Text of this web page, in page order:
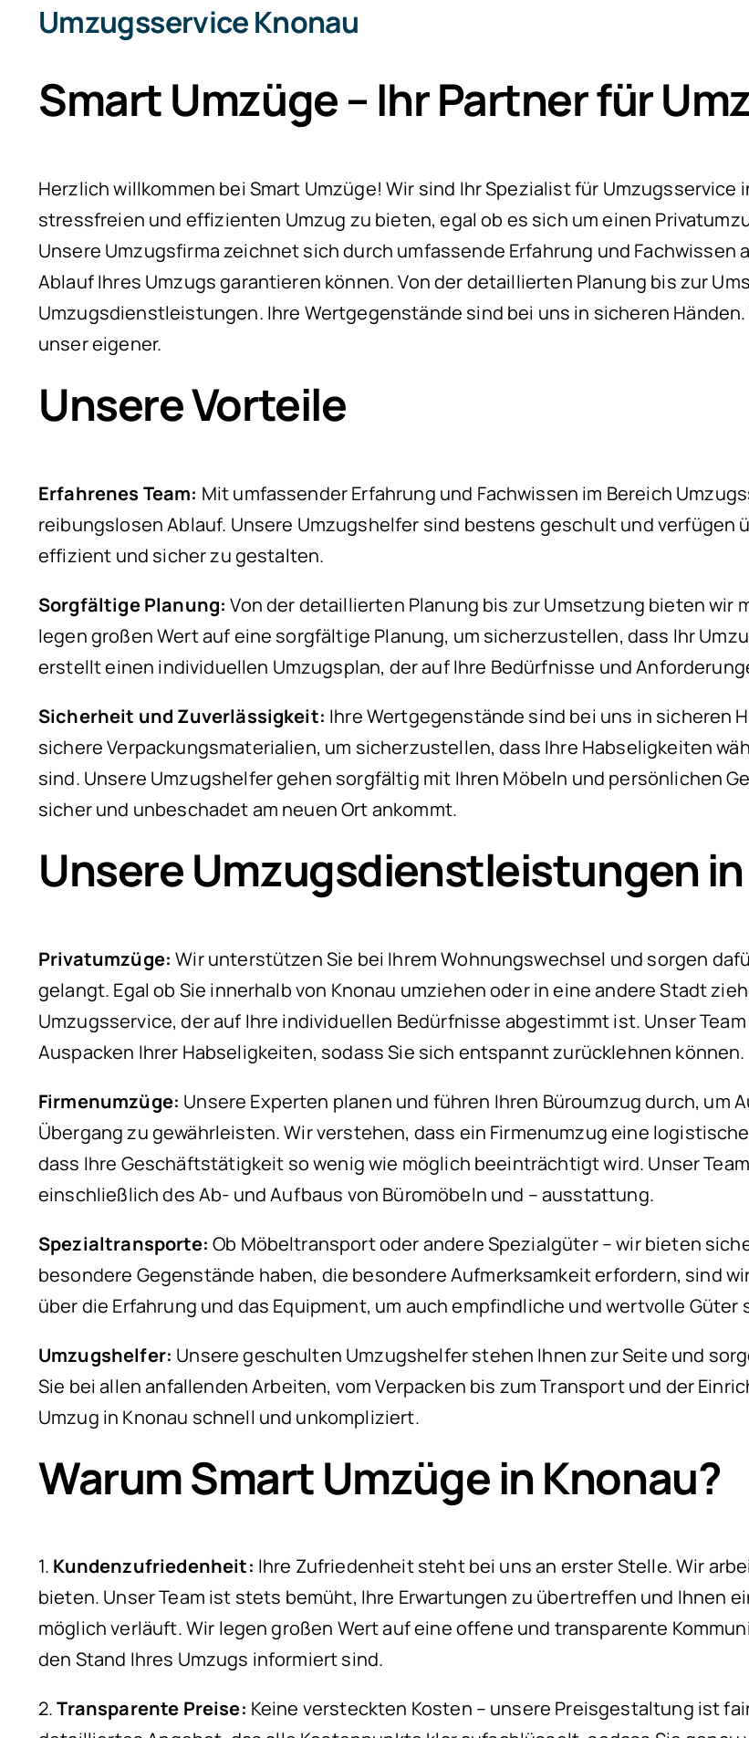
Umzugsservice Knonau
Smart Umzüge – Ihr Partner für
Herzlich willkommen bei Smart Umzüge! Wir sind Ihr Spezialist für Umzugsservice
stressfreien und effizienten Umzug zu bieten, egal ob es sich um einen
Unsere Umzugsfirma zeichnet sich durch umfassende Erfahrung und Fachwissen
Ablauf Ihres Umzugs garantieren können. Von der detaillierten Planung bis zur
Umzugsdienstleistungen. Ihre Wertgegenstände sind bei uns in sicheren Händen.
unser eigener.
Unsere Vorteile
Erfahrenes Team: Mit umfassender Erfahrung und Fachwissen im Bereich
reibungslosen Ablauf. Unsere Umzugshelfer sind bestens geschult und verfügen
effizient und sicher zu gestalten.
Sorgfältige Planung: Von der detaillierten Planung bis zur Umsetzung bieten
legen großen Wert auf eine sorgfältige Planung, um sicherzustellen, dass Ihr
erstellt einen individuellen Umzugsplan, der auf Ihre Bedürfnisse und
Sicherheit und Zuverlässigkeit: Ihre Wertgegenstände sind bei uns in sicheren
sichere Verpackungsmaterialien, um sicherzustellen, dass Ihre Habseligkeiten
sind. Unsere Umzugshelfer gehen sorgfältig mit Ihren Möbeln und persönlichen
sicher und unbeschadet am neuen Ort ankommt.
Unsere Umzugsdienstleistungen
Privatumzüge: Wir unterstützen Sie bei Ihrem Wohnungswechsel und sorgen
gelangt. Egal ob Sie innerhalb von Knonau umziehen oder in eine andere Stadt
Umzugsservice, der auf Ihre individuellen Bedürfnisse abgestimmt ist. Unser
Auspacken Ihrer Habseligkeiten, sodass Sie sich entspannt zurücklehnen können.
Firmenumzüge: Unsere Experten planen und führen Ihren Büroumzug durch,
Übergang zu gewährleisten. Wir verstehen, dass ein Firmenumzug eine
dass Ihre Geschäftstätigkeit so wenig wie möglich beeinträchtigt wird. Unser
einschließlich des Ab- und Aufbaus von Büromöbeln und – ausstattung.
Spezialtransporte: Ob Möbeltransport oder andere Spezialgüter – wir bieten
besondere Gegenstände haben, die besondere Aufmerksamkeit erfordern, sind
über die Erfahrung und das Equipment, um auch empfindliche und wertvolle
Umzugshelfer: Unsere geschulten Umzugshelfer stehen Ihnen zur Seite und
Sie bei allen anfallenden Arbeiten, vom Verpacken bis zum Transport und der
Umzug in Knonau schnell und unkompliziert.
Warum Smart Umzüge in Knonau?
1. Kundenzufriedenheit: Ihre Zufriedenheit steht bei uns an erster Stelle. Wir
bieten. Unser Team ist stets bemüht, Ihre Erwartungen zu übertreffen und Ihnen
möglich verläuft. Wir legen großen Wert auf eine offene und transparente
den Stand Ihres Umzugs informiert sind.
2.Transparente Preise: Keine versteckten Kosten – unsere Preisgestaltung ist